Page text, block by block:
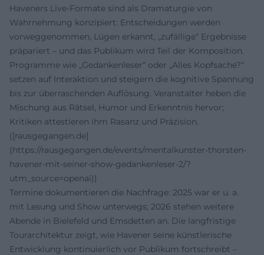
Haveners Live-Formate sind als Dramaturgie von
Wahrnehmung konzipiert: Entscheidungen werden
vorweggenommen, Lügen erkannt, „zufällige“ Ergebnisse
präpariert – und das Publikum wird Teil der Komposition.
Programme wie „Gedankenleser“ oder „Alles Kopfsache?“
setzen auf Interaktion und steigern die kognitive Spannung
bis zur überraschenden Auflösung. Veranstalter heben die
Mischung aus Rätsel, Humor und Erkenntnis hervor;
Kritiken attestieren ihm Rasanz und Präzision.
([rausgegangen.de]
(https://rausgegangen.de/events/mentalkunster-thorsten-
havener-mit-seiner-show-gedankenleser-2/?
utm_source=openai))
Termine dokumentieren die Nachfrage: 2025 war er u. a.
mit Lesung und Show unterwegs; 2026 stehen weitere
Abende in Bielefeld und Emsdetten an. Die langfristige
Tourarchitektur zeigt, wie Havener seine künstlerische
Entwicklung kontinuierlich vor Publikum fortschreibt –